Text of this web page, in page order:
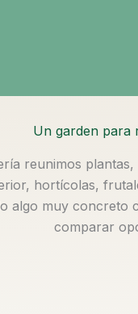
Un garden para
reunimos
hortícolas,
algo muy concreto
comparar